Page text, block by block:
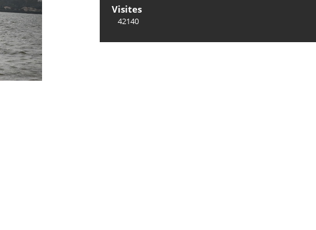
Visites
42140